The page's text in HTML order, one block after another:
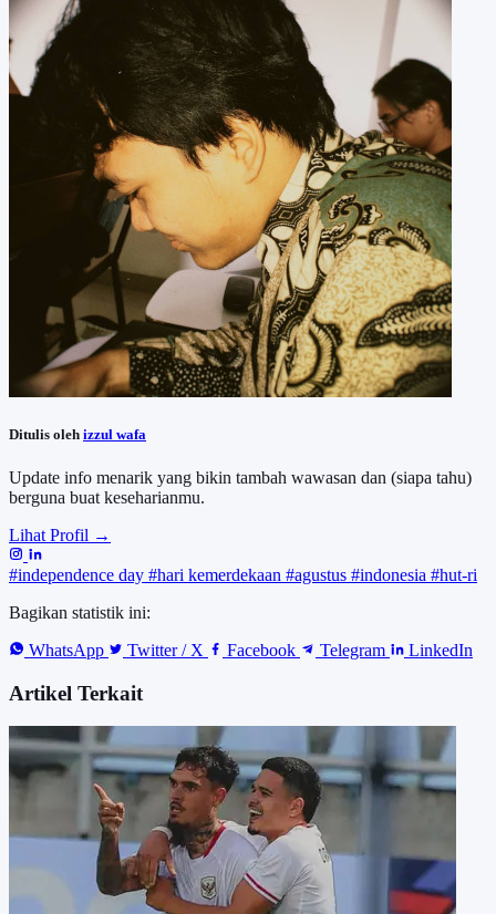
Ditulis oleh izzul wafa
Update info menarik yang bikin tambah wawasan dan (siapa tahu)
berguna buat keseharianmu.
Lihat Profil →
#independence day #hari kemerdekaan #agustus #indonesia #hut-ri
Bagikan statistik ini:
WhatsApp
Twitter / X Facebook Telegram LinkedIn
Artikel Terkait